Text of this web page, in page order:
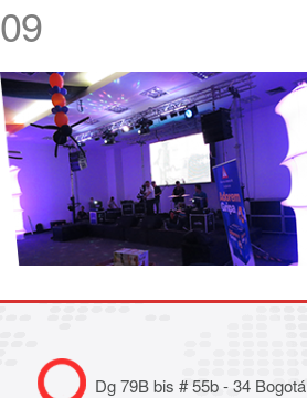
09
Dg 79B bis # 55b - 34 Bogotá